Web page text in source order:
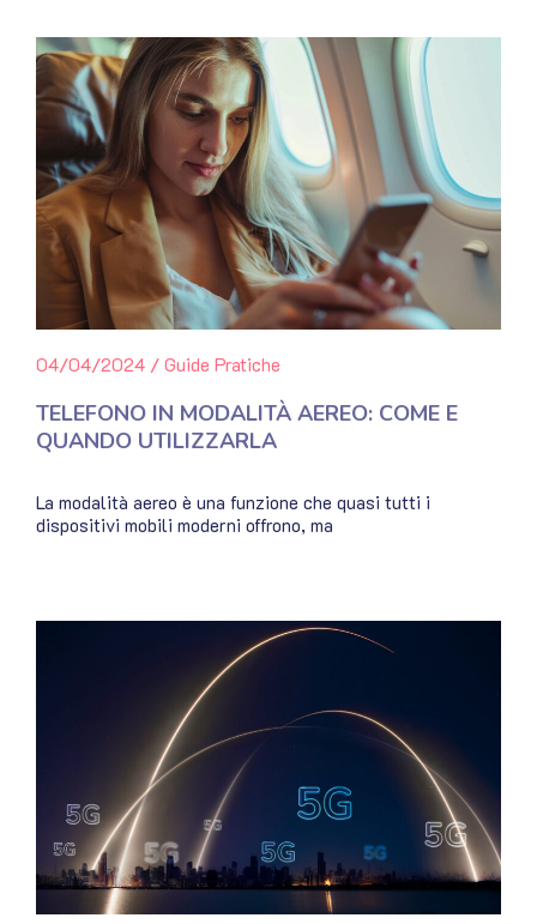
04/04/2024 / Guide Pratiche
TELEFONO IN MODALITÀ AEREO: COME E
QUANDO UTILIZZARLA
La modalità aereo è una funzione che quasi tutti i
dispositivi mobili moderni offrono, ma